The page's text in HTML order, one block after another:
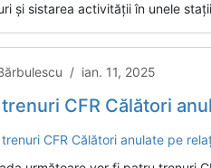
și sistarea activității în unele stații
/ ian. 11, 2025
CFR Călători